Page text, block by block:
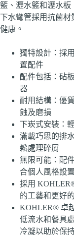
籃、瀝水籃和瀝水
下水彎管採用抗菌材
健康。
獨特設計：採
置配件
配件包括：砧
器
耐用結構：優
蝕及磨損
下崁式安裝：
滿載巧思的排
鬆處理碎屑
無限可能：配
合個人風格設
採用
的工藝和更好
KOHLER® 卓
低流水和餐具
冷凝以助於保